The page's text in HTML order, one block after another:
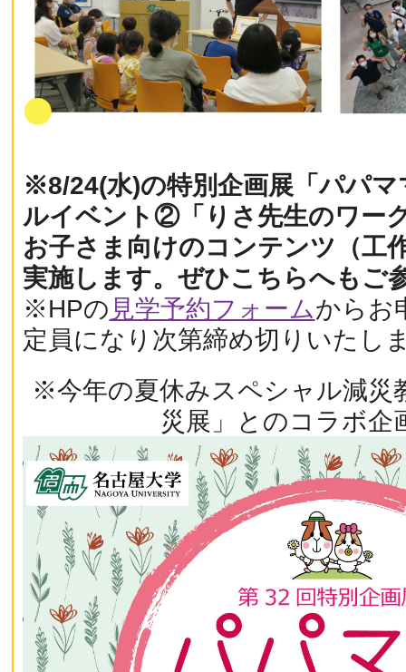
※8/24(水)の特別企画展「パパ
ルイベント②「りさ先生のワー
お子さま向けのコンテンツ（工
実施します。ぜひこちらへもご
※HPの 見学予約フォームからお
定員になり次第締め切りいたし
※今年の夏休みスペシャル減災
災展」とのコラボ企